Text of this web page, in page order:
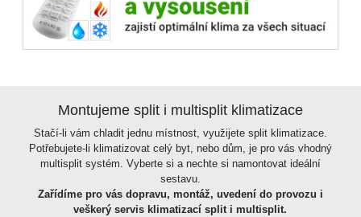
Montujeme split i multisplit klimatizace
Stačí-li vám chladit jednu místnost, využijete split klimatizace.
Potřebujete-li klimatizovat celý byt, nebo dům, je pro vás vhodný
multisplit systém. Vyberte si a nechte si namontovat ideální
sestavu.
Zařídíme pro vás dopravu, montáž, uvedení do provozu i
veškerý servis klimatizací split i multisplit.